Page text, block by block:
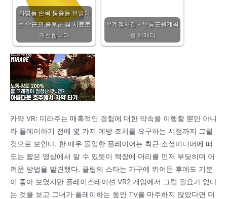
화명동 손목 통증을 유발하
는 수근관 증후군 침 치료로
개선합니다
무계정사길 - 무릉도원계곡
을 헤매다
카약 VR: 미라주는 매혹적인 경험에 대한 약속을 이행할 뿐만 아니
라 플레이하기 전에 몇 가지 예방 조치를 요구하는 시점까지 그럴
것으로 보인다. 한 매우 몰입한 플레이어는 최근 소셜미디어에 떠
도는 짧은 영상에서 알 수 있듯이 책장에 머리를 먼저 부딪히며 어
려운 방법을 발견했다. 클립의 스타는 가구에 뛰어든 후에도 기분
이 좋아 보였지만 플레이스테이션 VR2 게임에서 그럴 필요가 없다
는 것을 보고 그녀가 플레이하는 동안 TV를 마주하지 않았다면 더